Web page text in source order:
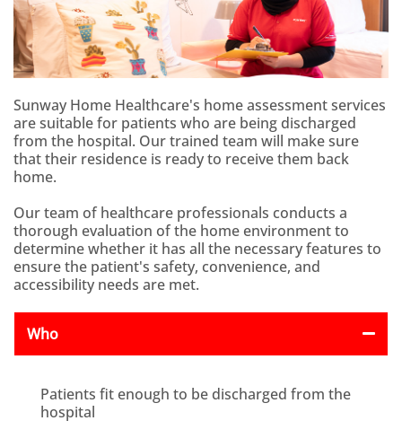
Sunway Home Healthcare's home assessment services
are suitable for patients who are being discharged
from the hospital. Our trained team will make sure
that their residence is ready to receive them back
home.
Our team of healthcare professionals conducts a
thorough evaluation of the home environment to
determine whether it has all the necessary features to
ensure the patient's safety, convenience, and
accessibility needs are met.
Who
Patients fit enough to be discharged from the
hospital